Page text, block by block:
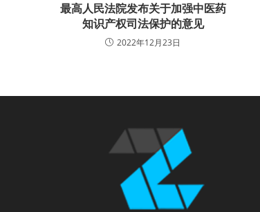
最高人民法院发布关于加强中医药
知识产权司法保护的意见
2022年12月23日